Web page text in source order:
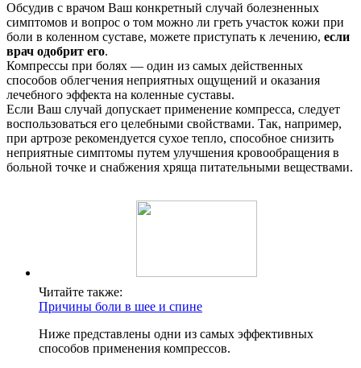
Обсудив с врачом Ваш конкретный случай болезненных
симптомов и вопрос о том можно ли греть участок кожи при
боли в коленном суставе, можете приступать к лечению, если
врач одобрит его.
Компрессы при болях — один из самых действенных
способов облегчения неприятных ощущений и оказания
лечебного эффекта на коленные суставы.
Если Ваш случай допускает применение компресса, следует
воспользоваться его целебными свойствами. Так, например,
при артрозе рекомендуется сухое тепло, способное снизить
неприятные симптомы путем улучшения кровообращения в
больной точке и снабжения хряща питательными веществами.
Читайте также:
Причины боли в шее и спине
Ниже представлены одни из самых эффективных
способов применения компрессов.